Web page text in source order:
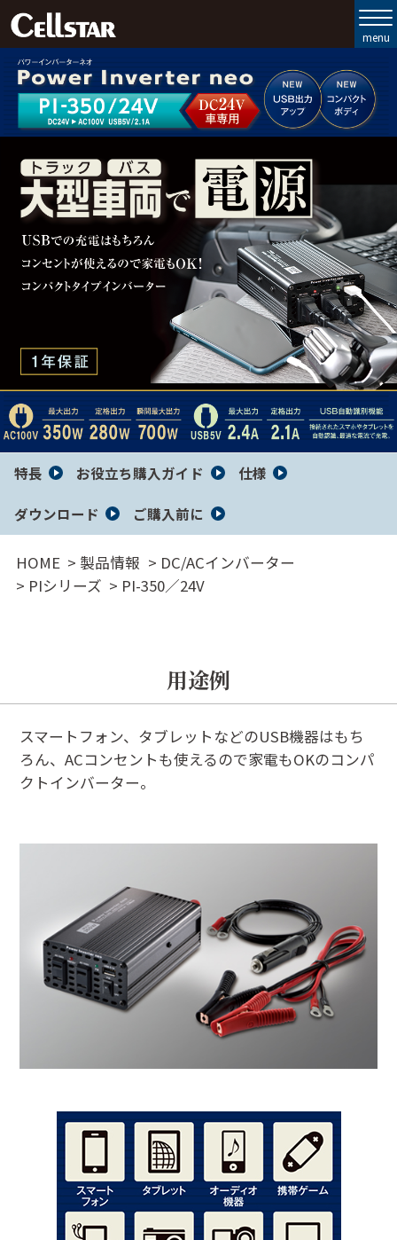
製品ラインナップ
セルスターの強み
お客様サポート
会社情報
お問い合わせ
Cellstar Direct
サイト内検索
特長 お役立ち購入ガイド 仕様
ダウンロード ご購入前に
HOME 製品情報
DC/ACインバーター
PIシリーズ
PI-350／24V
用途例
スマートフォン、タブレットなどのUSB機器はもち
ろん、ACコンセントも使えるので家電もOKのコンパ
クトインバーター。